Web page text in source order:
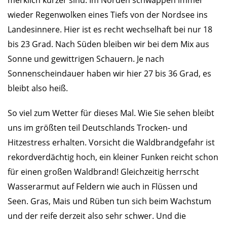
wieder Regenwolken eines Tiefs von der Nordsee ins
Landesinnere. Hier ist es recht wechselhaft bei nur 18
bis 23 Grad. Nach Süden bleiben wir bei dem Mix aus
Sonne und gewittrigen Schauern. Je nach
Sonnenscheindauer haben wir hier 27 bis 36 Grad, es
bleibt also heiß.
So viel zum Wetter für dieses Mal. Wie Sie sehen bleibt
uns im größten teil Deutschlands Trocken- und
Hitzestress erhalten. Vorsicht die Waldbrandgefahr ist
rekordverdächtig hoch, ein kleiner Funken reicht schon
für einen großen Waldbrand! Gleichzeitig herrscht
Wasserarmut auf Feldern wie auch in Flüssen und
Seen. Gras, Mais und Rüben tun sich beim Wachstum
und der reife derzeit also sehr schwer. Und die